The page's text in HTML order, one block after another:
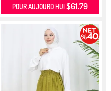
POUR AUJOURD HUI $61.79